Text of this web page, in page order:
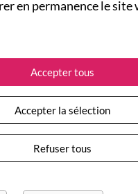
nous ?
Femme
Enfants
thèmes
commande
et livraison
remboursement
paiement
/ Réponses
de vente
personnelles
en permanence le site
Accepter tous
Accepter la sélection
Refuser tous